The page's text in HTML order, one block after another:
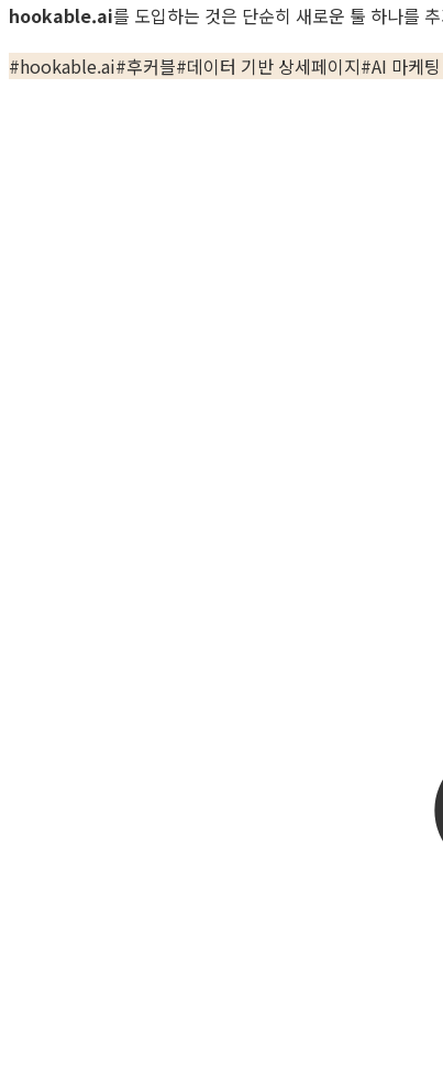
hookable.ai를 도입하는 것은 단순히 새로운 툴 하나를
#hookable.ai#후커블#데이터 기반 상세페이지#AI 마케